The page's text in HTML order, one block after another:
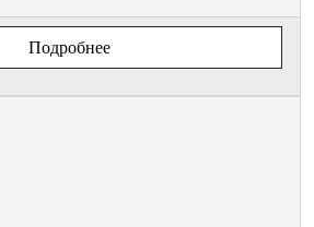
Подробнее